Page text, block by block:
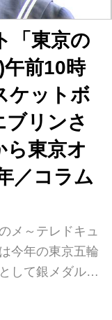
ってもいいがね。」 なん
...
「東京の
午前10時
ケットボ
ブリンさ
ら東京オ
／コラム
メ～テレドキュ
今年の東京五輪
して銀メダル獲
、持ち前の「ト